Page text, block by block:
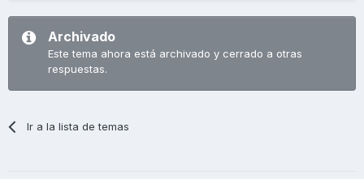
Archivado
Este tema ahora está archivado y cerrado a otras
respuestas.
Ir a la lista de temas